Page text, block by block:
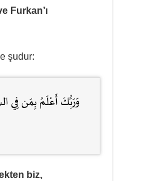
Furkan’ı
şudur:
وَرَبُّكَ أَعْلَمُ بِمَن فِي
biz,